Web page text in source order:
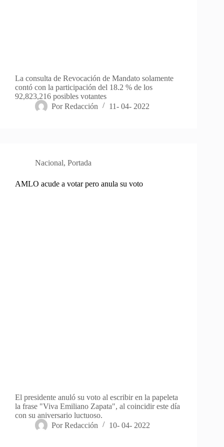
La consulta de Revocación de Mandato solamente
contó con la participación del 18.2 % de los
92,823,216 posibles votantes
Por Redacción 11- 04- 2022
Nacional, Portada
AMLO acude a votar pero anula su voto
El presidente anuló su voto al escribir en la papeleta
la frase "Viva Emiliano Zapata", al coincidir este día
con su aniversario luctuoso.
Por Redacción 10- 04- 2022